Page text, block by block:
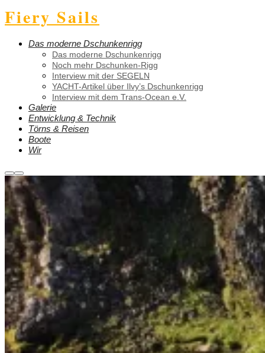
Fiery Sails
Das moderne Dschunkenrigg
Das moderne Dschunkenrigg
Noch mehr Dschunken-Rigg
Interview mit der SEGELN
YACHT-Artikel über Ilvy’s Dschunkenrigg
Interview mit dem Trans-Ocean e.V.
Galerie
Entwicklung & Technik
Törns & Reisen
Boote
Wir
Weitere
Informationen
Hauptmenü